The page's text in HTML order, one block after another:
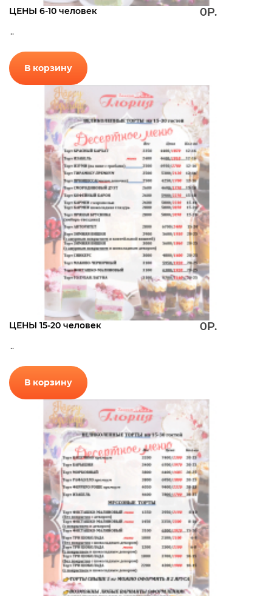
ЦЕНЫ 6-10 человек 0Р.
..
В корзину
ЦЕНЫ 15-20 человек 0Р.
..
В корзину